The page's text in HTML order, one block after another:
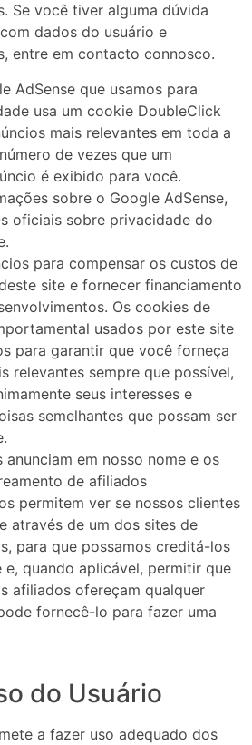
Se você tiver alguma dúvida
dados do usuário e
entre em contacto connosco.
AdSense que usamos para
usa um cookie DoubleClick
mais relevantes em toda a
de vezes que um
é exibido para você.
sobre o Google AdSense,
oficiais sobre privacidade do
para compensar os custos de
site e fornecer financiamento
Os cookies de
usados ​​por este site
para garantir que você forneça
relevantes sempre que possível,
seus interesses e
semelhantes que possam ser
anunciam em nosso nome e os
de afiliados
permitem ver se nossos clientes
através de um dos sites de
para que possamos creditá-los
e, quando aplicável, permitir que
afiliados ofereçam qualquer
fornecê-lo para fazer uma
do Usuário
a fazer uso adequado dos